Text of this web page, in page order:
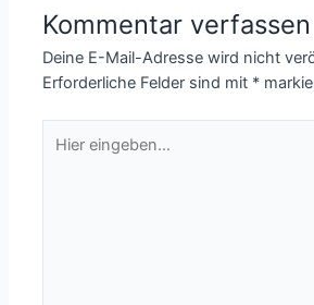
Kommentar verfassen
Deine E-Mail-Adresse wird nicht
Erforderliche Felder sind mit *
eingeben…